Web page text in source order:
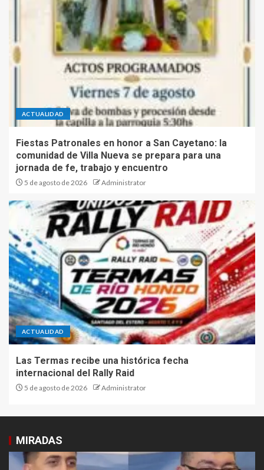
ACTUALIDAD
Fiestas Patronales en honor a San Cayetano: la
comunidad de Villa Nueva se prepara para una
jornada de fe, trabajo y encuentro
5 de agosto de 2026 Administrator
ACTUALIDAD
Las Termas recibe una histórica fecha
internacional del Rally Raid
5 de agosto de 2026 Administrator
MIRADAS